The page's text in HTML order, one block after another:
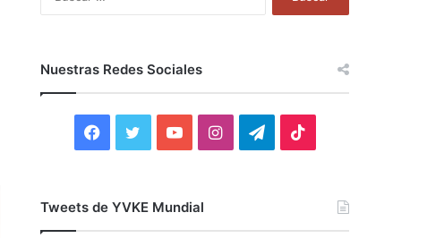
Nuestras Redes Sociales
F
c
i
Y
u
I
T
Tweets de YVKE Mundial